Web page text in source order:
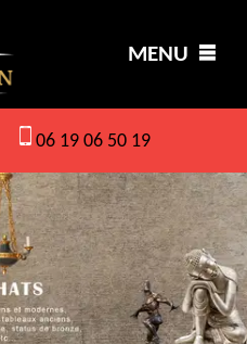
MENU
06 19 06 50 19